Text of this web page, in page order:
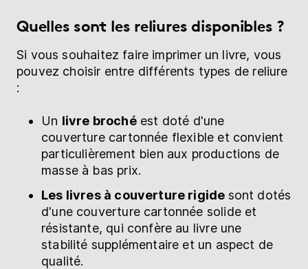
Quelles sont les reliures disponibles ?
Si vous souhaitez faire imprimer un livre, vous
pouvez choisir entre différents types de reliure
:
Un livre brochéest doté d'une
couverture cartonnée flexible et convient
particulièrement bien aux productions de
masse à bas prix.
Les livres à couverture rigide sont dotés
d'une couverture cartonnée solide et
résistante, qui confère au livre une
stabilité supplémentaire et un aspect de
qualité.